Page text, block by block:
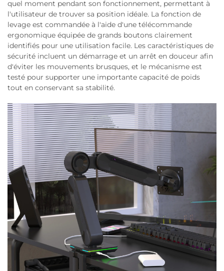
quel moment pendant son fonctionnement, permettant à
l'utilisateur de trouver sa position idéale. La fonction de
levage est commandée à l'aide d'une télécommande
ergonomique équipée de grands boutons clairement
identifiés pour une utilisation facile. Les caractéristiques de
sécurité incluent un démarrage et un arrêt en douceur afin
d'éviter les mouvements brusques, et le mécanisme est
testé pour supporter une importante capacité de poids
tout en conservant sa stabilité.